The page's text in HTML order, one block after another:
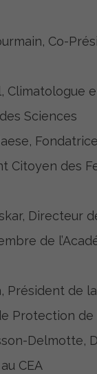
Co-
Climatologue
Sciences
Citoyen des
Directeur
de
Président de
Protection de
Delmotte,
CEA